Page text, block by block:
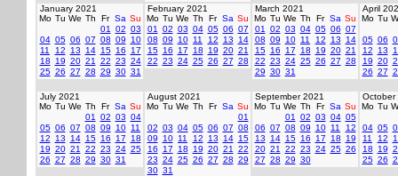
January 2021
Mo Tu We Th Fr Sa Su
01
02 03
04 05 06 07 08 09
10
11
12 13 14 15 16
17
18
19 20 21 22 23 24
25 26 27 28 29 30 31
February 2021
Mo Tu We Th Fr Sa Su
01
02 03 04 05 06 07
08 09 10 11 12 13
14
15 16 17 18 19 20 21
22 23 24 25 26 27 28
March 2021
Mo Tu We Th Fr Sa Su
01
02 03 04 05 06 07
08 09 10 11 12 13
14
15 16 17 18 19 20 21
22 23 24 25 26 27 28
29 30 31
April
Mo Tu
05 06
12
13
19 20
26 27
July 2021
Mo Tu We Th Fr Sa Su
01
02 03 04
05 06 07 08 09 10 11
12
13 14 15 16 17
18
19 20 21 22 23 24 25
26 27 28 29 30 31
August 2021
Mo Tu We Th Fr Sa Su
01
02 03 04 05 06 07 08
09
10 11 12 13 14 15
16
17 18 19 20 21
22
23 24 25 26 27 28 29
30 31
September 2021
Mo Tu We Th Fr Sa Su
01
02 03 04 05
06 07 08 09 10 11
12
13
14 15 16 17 18
19
20 21 22 23 24 25 26
27 28 29 30
October
Mo Tu
04 05
11
12
18
19
25 26